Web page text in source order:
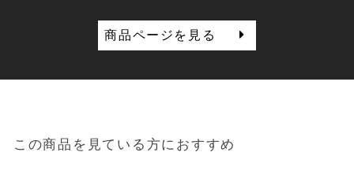
商品ページを見る
この商品を見ている方におすすめ